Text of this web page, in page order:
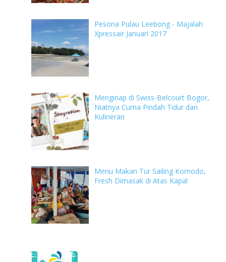
Pesona Pulau Leebong - Majalah
Xpressair Januari 2017
Menginap di Swiss-Belcourt Bogor,
Niatnya Cuma Pindah Tidur dan
Kulineran
Menu Makan Tur Sailing Komodo,
Fresh Dimasak di Atas Kapal